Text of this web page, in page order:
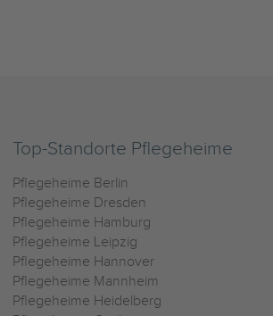
Top-Standorte Pflegeheime
Pflegeheime Berlin
Pflegeheime Dresden
Pflegeheime Hamburg
Pflegeheime Leipzig
Pflegeheime Hannover
Pflegeheime Mannheim
Pflegeheime Heidelberg